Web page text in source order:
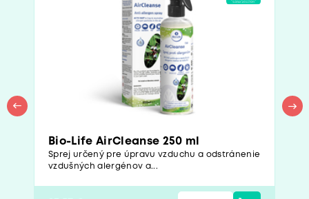
Bio-Life AirCleanse 250 ml
Sprej určený pre úpravu vzduchu a odstránenie
vzdušných alergénov a...